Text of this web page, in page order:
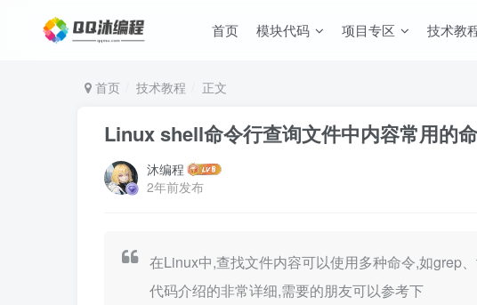
首页 模块代码 项目专区 技术教
首页 技术教程 正文
Linux shell命令行查询文件中内容常用的
沐编程
2年前发布
在Linux中,查找文件内容可以使用多种命令,如grep
代码介绍的非常详细,需要的朋友可以参考下